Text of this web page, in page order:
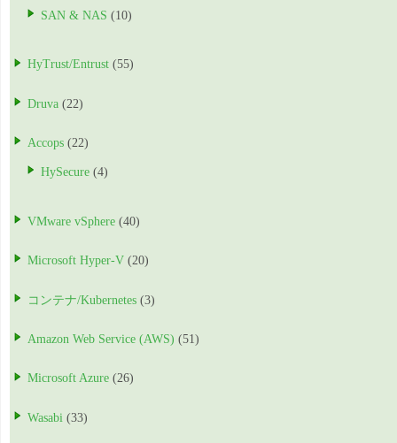
SAN & NAS (10)
HyTrust/Entrust (55)
Druva (22)
Accops (22)
HySecure (4)
VMware vSphere (40)
Microsoft Hyper-V (20)
コンテナ/Kubernetes (3)
Amazon Web Service (AWS) (51)
Microsoft Azure (26)
Wasabi (33)